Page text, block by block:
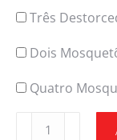
Três
Dois
Quatro